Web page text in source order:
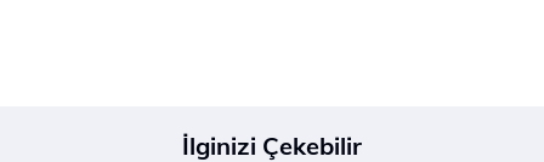
İlginizi Çekebilir